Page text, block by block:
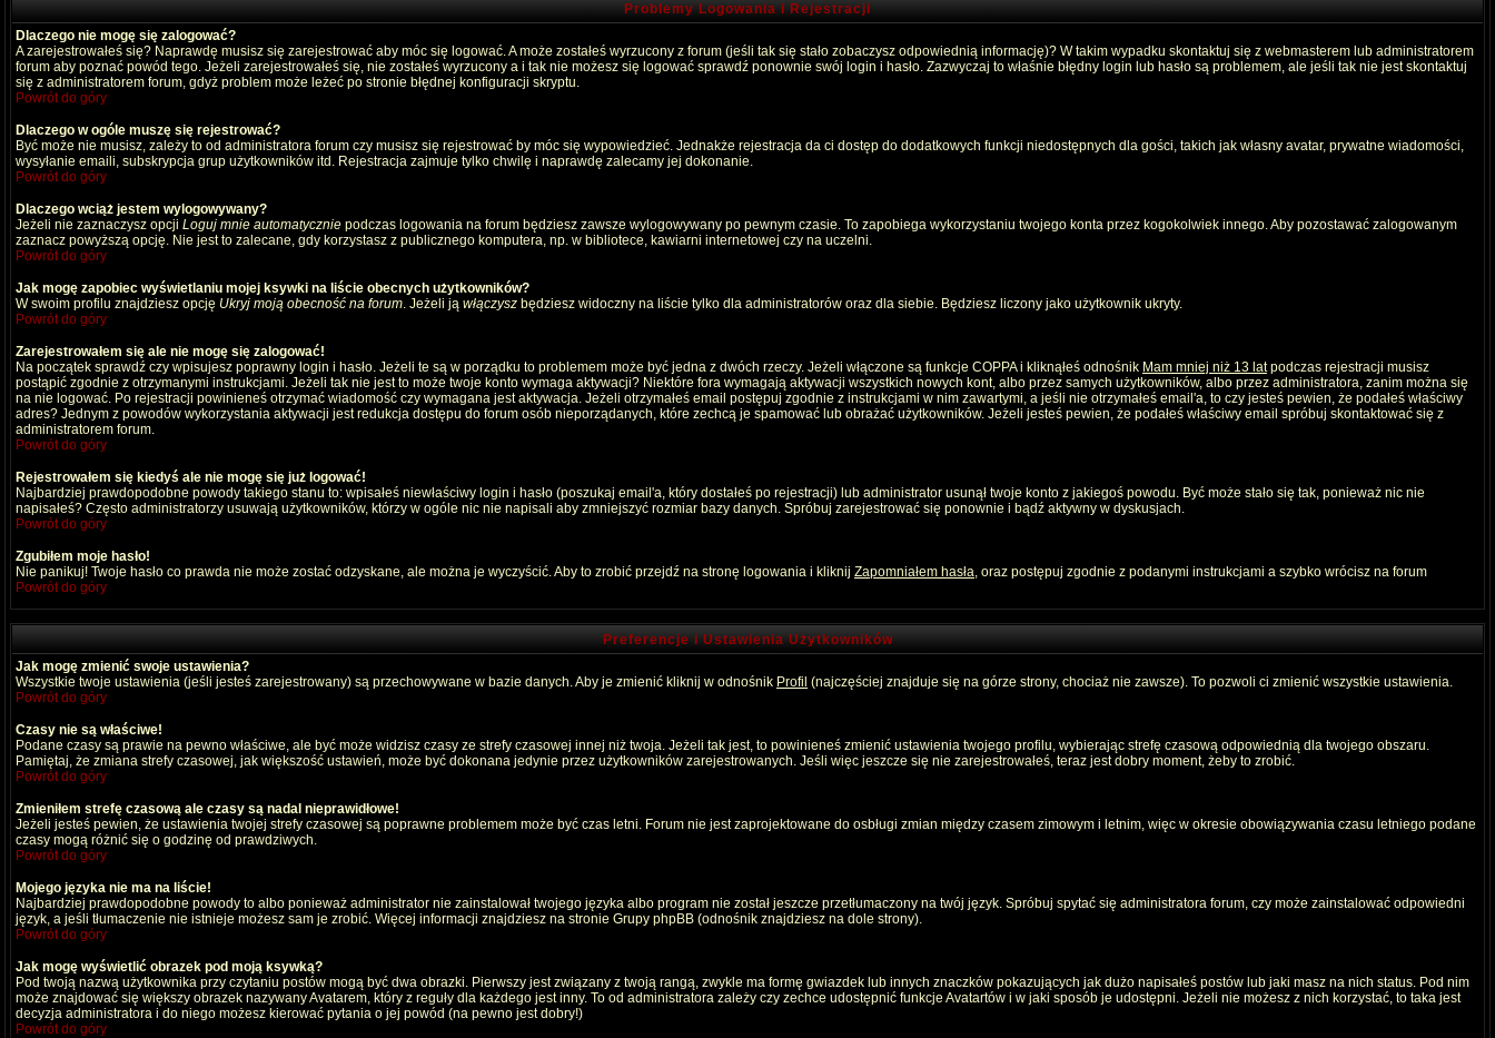
Problemy Logowania i Rejestracji
Dlaczego nie mogę się zalogować?
A zarejestrowałeś się? Naprawdę musisz się zarejestrować aby móc się logować. A może zostałeś wyrzucony z forum (jeśli tak się stało zobaczysz odpowiednią informację)? W takim wypadku skontaktuj się z webmasterem lub administratorem
forum aby poznać powód tego. Jeżeli zarejestrowałeś się, nie zostałeś wyrzucony a i tak nie możesz się logować sprawdź ponownie swój login i hasło. Zazwyczaj to właśnie błędny login lub hasło są problemem, ale jeśli tak nie jest skontaktuj
się z administratorem forum, gdyż problem może leżeć po stronie błędnej konfiguracji skryptu.
Powrót do góry
Dlaczego w ogóle muszę się rejestrować?
Być może nie musisz, zależy to od administratora forum czy musisz się rejestrować by móc się wypowiedzieć. Jednakże rejestracja da ci dostęp do dodatkowych funkcji niedostępnych dla gości, takich jak własny avatar, prywatne wiadomości,
wysyłanie emaili, subskrypcja grup użytkowników itd. Rejestracja zajmuje tylko chwilę i naprawdę zalecamy jej dokonanie.
Powrót do góry
Dlaczego wciąż jestem wylogowywany?
Jeżeli nie zaznaczysz opcji Loguj mnie automatycznie podczas logowania na forum będziesz zawsze wylogowywany po pewnym czasie. To zapobiega wykorzystaniu twojego konta przez kogokolwiek innego. Aby pozostawać zalogowanym
zaznacz powyższą opcję. Nie jest to zalecane, gdy korzystasz z publicznego komputera, np. w bibliotece, kawiarni internetowej czy na uczelni.
Powrót do góry
Jak mogę zapobiec wyświetlaniu mojej ksywki na liście obecnych użytkowników?
W swoim profilu znajdziesz opcję Ukryj moją obecność na forum. Jeżeli ją włączysz będziesz widoczny na liście tylko dla administratorów oraz dla siebie. Będziesz liczony jako użytkownik ukryty.
Powrót do góry
Zarejestrowałem się ale nie mogę się zalogować!
Na początek sprawdź czy wpisujesz poprawny login i hasło. Jeżeli te są w porządku to problemem może być jedna z dwóch rzeczy. Jeżeli włączone są funkcje COPPA i kliknąłeś odnośnik Mam mniej niż 13 latpodczas rejestracji musisz
postąpić zgodnie z otrzymanymi instrukcjami. Jeżeli tak nie jest to może twoje konto wymaga aktywacji? Niektóre fora wymagają aktywacji wszystkich nowych kont, albo przez samych użytkowników, albo przez administratora, zanim można się
na nie logować. Po rejestracji powinieneś otrzymać wiadomość czy wymagana jest aktywacja. Jeżeli otrzymałeś email postępuj zgodnie z instrukcjami w nim zawartymi, a jeśli nie otrzymałeś email'a, to czy jesteś pewien, że podałeś właściwy
adres? Jednym z powodów wykorzystania aktywacji jest redukcja dostępu do forum osób nieporządanych, które zechcą je spamować lub obrażać użytkowników. Jeżeli jesteś pewien, że podałeś właściwy email spróbuj skontaktować się z
administratorem forum.
Powrót do góry
Rejestrowałem się kiedyś ale nie mogę się już logować!
Najbardziej prawdopodobne powody takiego stanu to: wpisałeś niewłaściwy login i hasło (poszukaj email'a, który dostałeś po rejestracji) lub administrator usunął twoje konto z jakiegoś powodu. Być może stało się tak, ponieważ nic nie
napisałeś? Często administratorzy usuwają użytkowników, którzy w ogóle nic nie napisali aby zmniejszyć rozmiar bazy danych. Spróbuj zarejestrować się ponownie i bądź aktywny w dyskusjach.
Powrót do góry
Zgubiłem moje hasło!
Nie panikuj! Twoje hasło co prawda nie może zostać odzyskane, ale można je wyczyścić. Aby to zrobić przejdź na stronę logowania i kliknij Zapomniałem hasła, oraz postępuj zgodnie z podanymi instrukcjami a szybko wrócisz na forum
Powrót do góry
Preferencje i Ustawienia Użytkowników
Jak mogę zmienić swoje ustawienia?
Wszystkie twoje ustawienia (jeśli jesteś zarejestrowany) są przechowywane w bazie danych. Aby je zmienić kliknij w odnośnik Profil (najczęściej znajduje się na górze strony, chociaż nie zawsze). To pozwoli ci zmienić wszystkie ustawienia.
Powrót do góry
Czasy nie są właściwe!
Podane czasy są prawie na pewno właściwe, ale być może widzisz czasy ze strefy czasowej innej niż twoja. Jeżeli tak jest, to powinieneś zmienić ustawienia twojego profilu, wybierając strefę czasową odpowiednią dla twojego obszaru.
Pamiętaj, że zmiana strefy czasowej, jak większość ustawień, może być dokonana jedynie przez użytkowników zarejestrowanych. Jeśli więc jeszcze się nie zarejestrowałeś, teraz jest dobry moment, żeby to zrobić.
Powrót do góry
Zmieniłem strefę czasową ale czasy są nadal nieprawidłowe!
Jeżeli jesteś pewien, że ustawienia twojej strefy czasowej są poprawne problemem może być czas letni. Forum nie jest zaprojektowane do osbługi zmian między czasem zimowym i letnim, więc w okresie obowiązywania czasu letniego podane
czasy mogą różnić się o godzinę od prawdziwych.
Powrót do góry
Mojego języka nie ma na liście!
Najbardziej prawdopodobne powody to albo ponieważ administrator nie zainstalował twojego języka albo program nie został jeszcze przetłumaczony na twój język. Spróbuj spytać się administratora forum, czy może zainstalować odpowiedni
język, a jeśli tłumaczenie nie istnieje możesz sam je zrobić. Więcej informacji znajdziesz na stronie Grupy phpBB (odnośnik znajdziesz na dole strony).
Powrót do góry
Jak mogę wyświetlić obrazek pod moją ksywką?
Pod twoją nazwą użytkownika przy czytaniu postów mogą być dwa obrazki. Pierwszy jest związany z twoją rangą, zwykle ma formę gwiazdek lub innych znaczków pokazujących jak dużo napisałeś postów lub jaki masz na nich status. Pod nim
może znajdować się większy obrazek nazywany Avatarem, który z reguły dla każdego jest inny. To od administratora zależy czy zechce udostępnić funkcje Avatartów i w jaki sposób je udostępni. Jeżeli nie możesz z nich korzystać, to taka jest
decyzja administratora i do niego możesz kierować pytania o jej powód (na pewno jest dobry!)
Powrót do góry